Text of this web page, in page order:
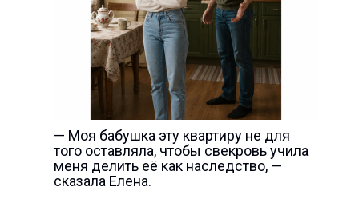
— Моя бабушка эту квартиру не для
того оставляла, чтобы свекровь учила
меня делить её как наследство, —
сказала Елена.